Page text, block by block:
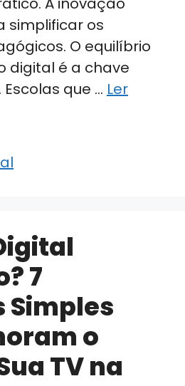
simplificar os
O equilíbrio
digital é a chave
que … Ler
7
Simples
o
TV na